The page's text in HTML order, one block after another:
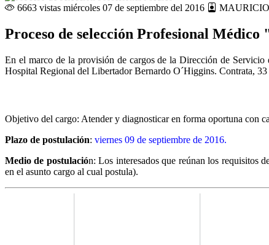
6663 vistas miércoles 07 de septiembre del 2016
Proceso de selección Profesional
En el marco de la provisión de cargos de la Dirección de
Hospital Regional del Libertador Bernardo O´Higgins. Contrata,
Objetivo del cargo: Atender y diagnosticar en forma oportuna con
Plazo de postulación: viernes 09 de septiembre de 2016.
Medio de postulación: Los interesados que reúnan los requisitos
en el asunto cargo al cual postula).